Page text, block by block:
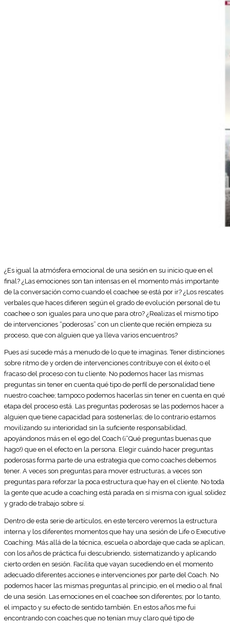
¿Es igual la atmósfera emocional de una sesión en su inicio que en el
final? ¿Las emociones son tan intensas en el momento más importante
de la conversación como cuando el coachee se está por ir? ¿Los rescates
verbales que haces difieren según el grado de evolución personal de tu
coachee o son iguales para uno que para otro? ¿Realizas el mismo tipo
de intervenciones “poderosas” con un cliente que recién empieza su
proceso, que con alguien que ya lleva varios encuentros?
Pues así sucede más a menudo de lo que te imaginas. Tener distinciones
sobre ritmo de y orden de intervenciones contribuye con el éxito o el
fracaso del proceso con tu cliente. No podemos hacer las mismas
preguntas sin tener en cuenta qué tipo de perfil de personalidad tiene
nuestro coachee; tampoco podemos hacerlas sin tener en cuenta en qué
etapa del proceso está. Las preguntas poderosas se las podemos hacer a
alguien que tiene capacidad para sostenerlas; de lo contrario estamos
movilizando su interioridad sin la suficiente responsabilidad,
apoyándonos más en el ego del Coach (¡“Qué preguntas buenas que
hago!) que en el efecto en la persona. Elegir cuándo hacer preguntas
poderosas forma parte de una estrategia que como coaches debemos
tener. A veces son preguntas para mover estructuras, a veces son
preguntas para reforzar la poca estructura que hay en el cliente. No toda
la gente que acude a coaching está parada en sí misma con igual solidez
y grado de trabajo sobre sí.
Dentro de esta serie de artículos, en este tercero veremos la estructura
interna y los diferentes momentos que hay una sesión de Life o Executive
Coaching. Más allá de la técnica, escuela o abordaje que cada se aplican,
con los años de práctica fui descubriendo, sistematizando y aplicando
cierto orden en sesión. Facilita que vayan sucediendo en el momento
adecuado diferentes acciones e intervenciones por parte del Coach. No
podemos hacer las mismas preguntas al principio, en el medio o al final
de una sesión. Las emociones en el coachee son diferentes; por lo tanto,
el impacto y su efecto de sentido también. En estos años me fui
encontrando con coaches que no tenían muy claro qué tipo de